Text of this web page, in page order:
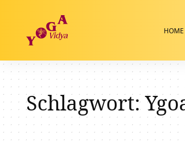
HOME
Schlagwort: